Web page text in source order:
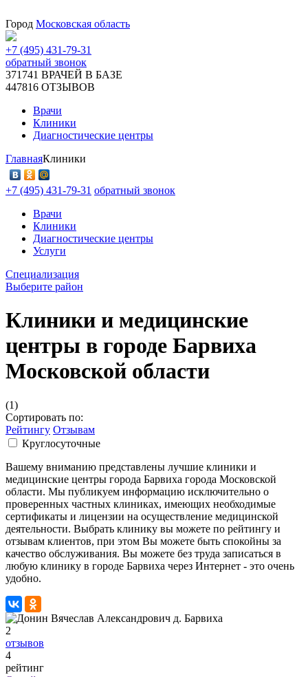
Город Московская область
+7 (495) 431-79-31
обратный звонок
371741 ВРАЧЕЙ В БАЗЕ
447816 ОТЗЫВОВ
Врачи
Клиники
Диагностические центры
ГлавнаяКлиники
+7 (495) 431-79-31 обратный звонок
Врачи
Клиники
Диагностические центры
Услуги
Специализация
Выберите район
Клиники и медицинские
центры в городе Барвиха
Московской области
(1)
Сортировать по:
Рейтингу Отзывам
Круглосуточные
Вашему вниманию представлены лучшие клиники и
медицинские центры города Барвиха города Московской
области. Мы публикуем информацию исключительно о
проверенных частных клиниках, имеющих необходимые
сертификаты и лицензии на осуществление медицинской
деятельности. Выбрать клинику вы можете по рейтингу и
отзывам клиентов, при этом Вы можете быть спокойны за
качество обслуживания. Вы можете без труда записаться в
любую клинику в городе Барвиха через Интернет - это очень
удобно.
2
отзывов
4
рейтинг